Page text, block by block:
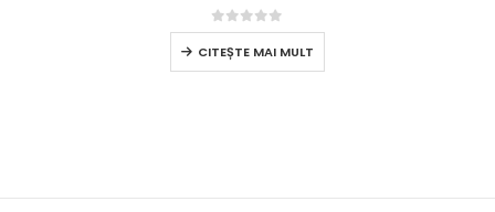
0out of 5
CITEȘTE MAI MULT